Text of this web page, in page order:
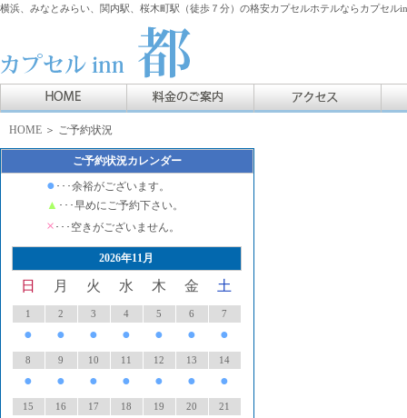
横浜、みなとみらい、関内駅、桜木町駅（徒歩７分）の格安カプセルホテルならカプセル
HOME ＞ ご予約状況
ご予約状況カレンダー
● ･･･余裕がございます。
▲ ･･･早めにご予約下さい。
× ･･･空きがございません。
2026年11月
日 月 火 水 木 金 土
1
●
2
●
3
●
4
●
5
●
6
●
7
●
8
●
9
●
10
●
11
●
12
●
13
●
14
●
15 16 17 18 19 20 21